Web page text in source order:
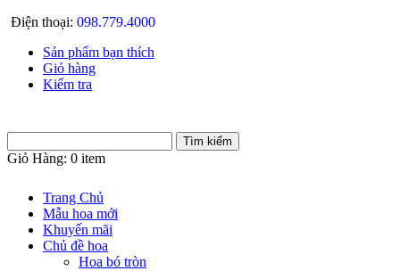
Điện thoại: 098.779.4000
Sản phẩm bạn thích
Giỏ hàng
Kiểm tra
Giỏ Hàng: 0 item
Trang Chủ
Mẫu hoa mới
Khuyến mãi
Chủ đề hoa
Hoa bó tròn